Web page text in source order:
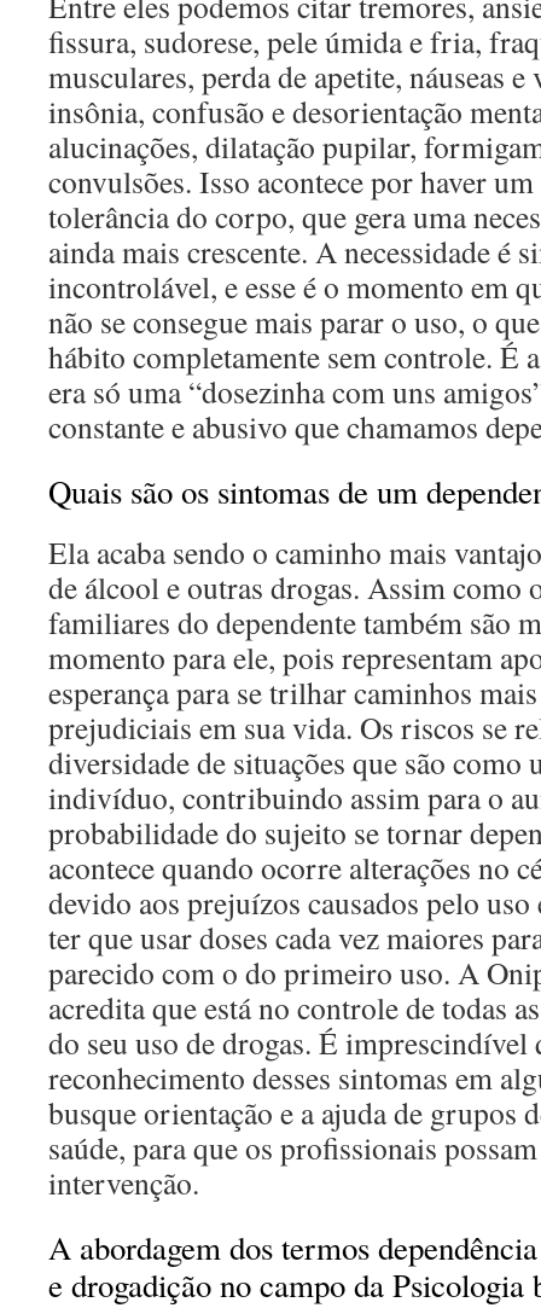
fissura, sudorese, pele úmida e fria,
musculares, perda de apetite, náuseas
insônia, confusão e desorientação
alucinações, dilatação pupilar,
convulsões. Isso acontece por haver
tolerância do corpo, que gera uma
ainda mais crescente. A necessidade é
incontrolável, e esse é o momento em
não se consegue mais parar o uso, o
hábito completamente sem controle. É
era só uma “dosezinha com uns
constante e abusivo que chamamos
Quais são os sintomas de um
Ela acaba sendo o caminho mais
de álcool e outras drogas. Assim como
familiares do dependente também são
momento para ele, pois representam
esperança para se trilhar caminhos
prejudiciais em sua vida. Os riscos se
diversidade de situações que são como
indivíduo, contribuindo assim para o
probabilidade do sujeito se tornar
acontece quando ocorre alterações no
devido aos prejuízos causados pelo
ter que usar doses cada vez maiores
parecido com o do primeiro uso. A
acredita que está no controle de todas
do seu uso de drogas. É imprescindível
reconhecimento desses sintomas em
busque orientação e a ajuda de grupos
saúde, para que os profissionais
intervenção.
A abordagem dos termos
e drogadição no campo da Psicologia